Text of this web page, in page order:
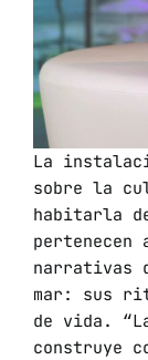
La
sobre la
habitarla
pertenecen
narrativas
mar: sus
de vida.
construye